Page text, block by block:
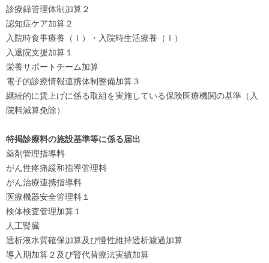
診療録管理体制加算２
認知症ケア加算２
入院時食事療養（Ⅰ）・入院時生活療養（Ⅰ）
入退院支援加算１
栄養サポートチーム加算
電子的診療情報連携体制整備加算３
継続的に賃上げに係る取組を実施している保険医療機関の基準（入
院料減算免除）
特掲診療料の施設基準等に係る届出
薬剤管理指導料
がん性疼痛緩和指導管理料
がん治療連携指導料
医療機器安全管理料１
検体検査管理加算１
人工腎臓
透析液水質確保加算及び慢性維持透析濾過加算
導入期加算２及び腎代替療法実績加算